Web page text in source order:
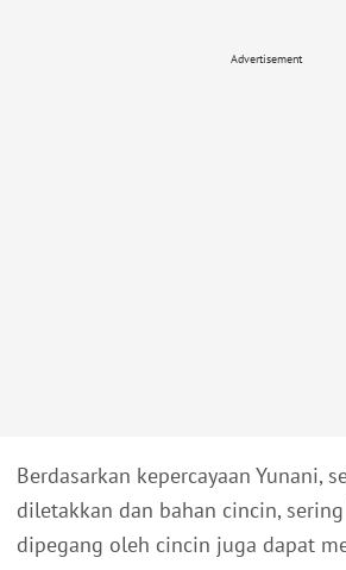
Advertisement
Berdasarkan kepercayaan Yunani,
diletakkan dan bahan cincin,
dipegang oleh cincin juga dapat